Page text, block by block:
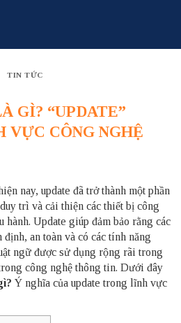
TIN TỨC
GÌ? “UPDATE”
VỰC CÔNG NGHỆ
nay, update đã trở thành một phần
trì và cải thiện các thiết bị công
hành. Update giúp đảm bảo rằng các
an toàn và có các tính năng
ngữ được sử dụng rộng rãi trong
công nghệ thông tin. Dưới đây
Ý nghĩa của update trong lĩnh vực